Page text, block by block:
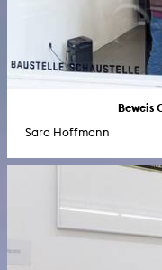
Beweis
Sara Hoffmann